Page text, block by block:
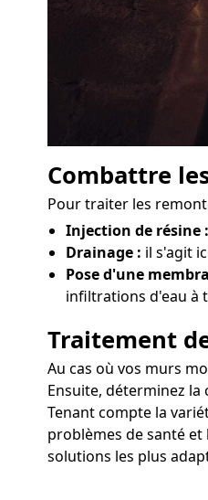
Combattre
Pour traiter les
Injection de résine :
Drainage : il s'agit
Pose d'une
infiltrations d'eau à
Traitement
Au cas où vos murs
Ensuite, déterminez
Tenant compte la
problèmes de santé
solutions les plus